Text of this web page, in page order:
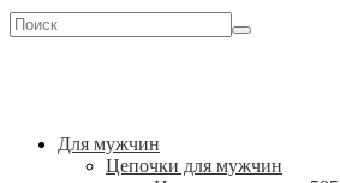
Для мужчин
Цепочки для мужчин